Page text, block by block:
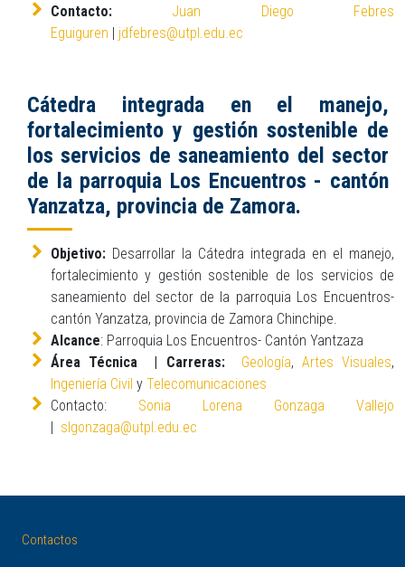
Contacto: Juan Diego Febres
Eguiguren | jdfebres@utpl.edu.ec
Cátedra integrada en el manejo,
fortalecimiento y gestión sostenible de
los servicios de saneamiento del sector
de la parroquia Los Encuentros - cantón
Yanzatza, provincia de Zamora.
Objetivo: Desarrollar la Cátedra integrada en el manejo,
fortalecimiento y gestión sostenible de los servicios de
saneamiento del sector de la parroquia Los Encuentros-
cantón Yanzatza, provincia de Zamora Chinchipe.
Alcance: Parroquia Los Encuentros- Cantón Yantzaza
Área Técnica | Carreras:
Geología, Artes Visuales,
Ingeniería Civil y Telecomunicaciones
Contacto: Sonia Lorena Gonzaga Vallejo
| slgonzaga@utpl.edu.ec
Contactos